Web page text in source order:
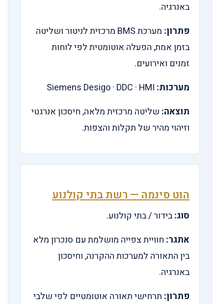
באנרגיה.
פתרון:
מערכת BMS מרכזית לניטור ושליטה
בזמן אמת, הפעלה אוטומטית לפי לוחות
זמנים ואירועים.
מערכות:
תוצאה: שליטה מרכזית מלאה, חיסכון אנרגטי
וזיהוי מהיר של תקלות והצפות.
הוט סינמה — רשת בתי קולנוע
סוג:בידור / בתי קולנוע.
אתגר: חוויית צפייה מושלמת עם סנכרון מלא
בין התאורה למערכות ההקרנה, וחיסכון
באנרגיה.
פתרון: תרחישי תאורה אוטומטיים לפי שלבי